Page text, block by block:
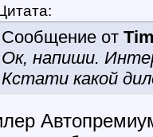
Сообщение от
Ок, напиши.
Кстати какой